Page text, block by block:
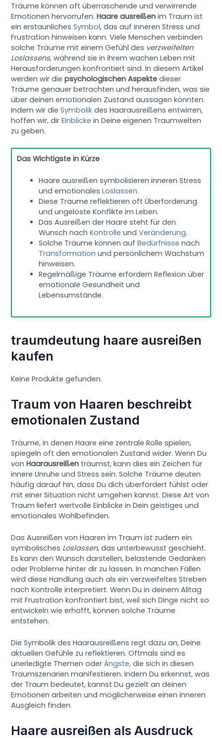
Träume können oft überraschende und verwirrende
Emotionen hervorrufen.Haare ausreißen im Traum ist
ein erstaunlichesSymbol, das auf inneren Stress und
Frustration hinweisen kann. Viele Menschen verbinden
solche Träume mit einem Gefühl des verzweifelten
Loslassens, während sie in ihrem wachen Leben mit
Herausforderungen konfrontiert sind. In diesem Artikel
werden wir diepsychologischen Aspekte dieser
Träume genauer betrachten und herausfinden, was sie
über deinen emotionalen Zustand aussagen könnten.
Indem wir dieSymbolik des Haarausreißens entwirren,
hoffen wir, dirEinblicke in Deine eigenen Traumwelten
zu geben.
Das Wichtigste in Kürze
Haare ausreißen symbolisieren inneren Stress
und emotionalesLoslassen.
Diese Träume reflektieren oft Überforderung
und ungelöste Konflikte im Leben.
Das Ausreißen der Haare steht für den
Wunsch nachKontrolle undVeränderung.
Solche Träume können aufBedürfnisse nach
Transformation und persönlichem Wachstum
hinweisen.
Regelmäßige Träume erfordern Reflexion über
emotionale Gesundheit und
Lebensumstände.
traumdeutung haare ausreißen
kaufen
Keine Produkte gefunden.
Traum von Haaren beschreibt
emotionalen Zustand
Träume, in denen Haare eine zentrale Rolle spielen,
spiegeln oft den emotionalen Zustand wider. Wenn Du
vonHaarausreißen träumst, kann dies ein Zeichen für
innere Unruhe und Stress sein. Solche Träume deuten
häufig darauf hin, dass Du dich überfordert fühlst oder
mit einer Situation nicht umgehen kannst. Diese Art von
Traum liefert wertvolle Einblicke in Dein geistiges und
emotionales Wohlbefinden.
Das Ausreißen von Haaren im Traum ist zudem ein
symbolisches Loslassen, das unterbewusst geschieht.
Es kann den Wunsch darstellen, belastende Gedanken
oder Probleme hinter dir zu lassen. In manchen Fällen
wird diese Handlung auch als ein verzweifeltes Streben
nach Kontrolle interpretiert. Wenn Du in deinem Alltag
mit Frustration konfrontiert bist, weil sich Dinge nicht so
entwickeln wie erhofft, können solche Träume
entstehen.
Die Symbolik des Haarausreißens regt dazu an, Deine
aktuellen Gefühle zu reflektieren. Oftmals sind es
unerledigte Themen oderÄngste, die sich in diesen
Traumszenarien manifestieren. Indem Du erkennst, was
der Traum bedeutet, kannst Du gezielt an deinen
Emotionen arbeiten und möglicherweise einen inneren
Ausgleich finden.
Haare ausreißen als Ausdruck